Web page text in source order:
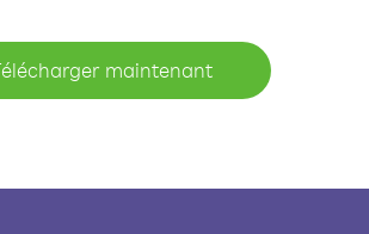
maintenant